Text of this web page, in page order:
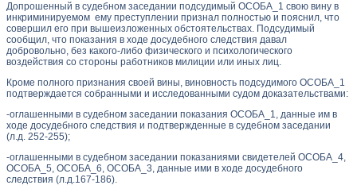
Допрошенный в судебном заседании подсудимый ОСОБА_1 свою вину в
инкриминируемом ему преступлении признал полностью и пояснил, что
совершил его при вышеизложенных обстоятельствах. Подсудимый
сообщил, что показания в ходе досудебного следствия давал
добровольно, без какого-либо физического и психологического
воздействия со стороны работников милиции или иных лиц.
Кроме полного признания своей вины, виновность подсудимого ОСОБА_1
подтверждается собранными и исследованными судом доказательствами:
-оглашенными в судебном заседании показания ОСОБА_1, данные им в
ходе досудебного следствия и подтвержденные в судебном заседании
(л.д. 252-255);
-оглашенными в судебном заседании показаниями свидетелей ОСОБА_4,
ОСОБА_5, ОСОБА_6, ОСОБА_3, данные ими в ходе досудебного
следствия (л.д.167-186).